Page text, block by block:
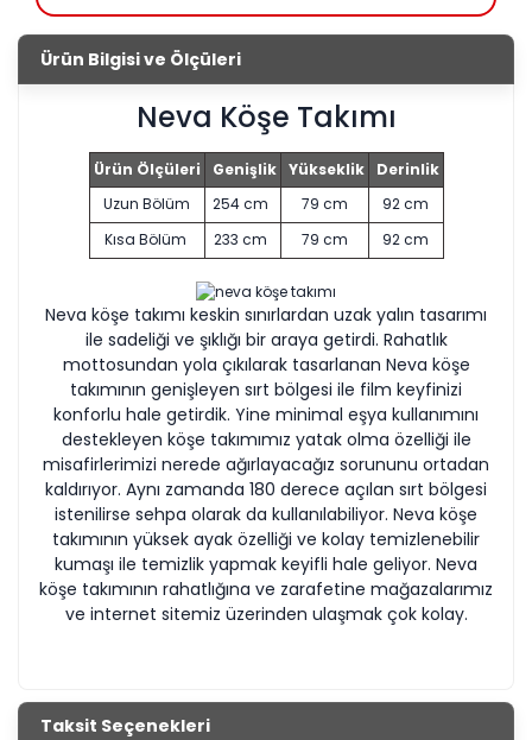
Ürün Bilgisi ve Ölçüleri
Neva Köşe Takımı
Ürün Ölçüleri Genişlik Yükseklik
Derinlik
Uzun Bölüm
254 cm 79 cm
92 cm
Kısa Bölüm
233 cm 79 cm 92 cm
Neva köşe takımı keskin sınırlardan uzak yalın tasarımı
ile sadeliği ve şıklığı bir araya getirdi. Rahatlık
mottosundan yola çıkılarak tasarlanan Neva köşe
takımının genişleyen sırt bölgesi ile film keyfinizi
konforlu hale getirdik. Yine minimal eşya kullanımını
destekleyen köşe takımımız yatak olma özelliği ile
misafirlerimizi nerede ağırlayacağız sorununu ortadan
kaldırıyor. Aynı zamanda 180 derece açılan sırt bölgesi
istenilirse sehpa olarak da kullanılabiliyor. Neva köşe
takımının yüksek ayak özelliği ve kolay temizlenebilir
kumaşı ile temizlik yapmak keyifli hale geliyor. Neva
köşe takımının rahatlığına ve zarafetine mağazalarımız
ve internet sitemiz üzerinden ulaşmak çok kolay.
Taksit Seçenekleri